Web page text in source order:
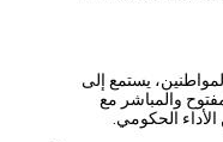
يستمع إلى
مع
الحكومي.